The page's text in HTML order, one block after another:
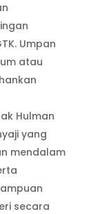
Umpan
atau
Hulman
yang
mendalam
secara